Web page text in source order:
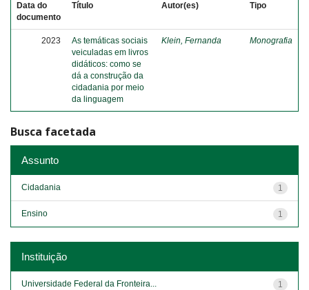
Data do
documento
Título Autor(es) Tipo
2023
As temáticas sociais
veiculadas em livros
didáticos: como se
dá a construção da
cidadania por meio
da linguagem
Klein, Fernanda Monografia
Busca facetada
Assunto
1
Cidadania
1
Ensino
Instituição
1
Universidade Federal da Fronteira...